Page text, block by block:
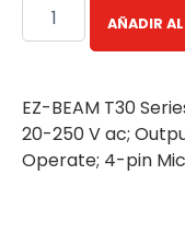
AÑADIR
EZ-BEAM T30
20-250 V ac;
Operate; 4-pin